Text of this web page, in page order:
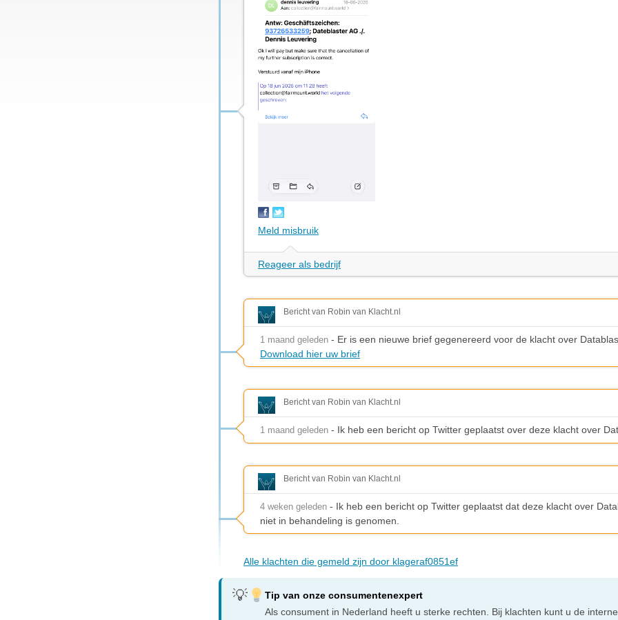
Meld misbruik
Reageer als bedrijf
Bericht van Robin van Klacht.nl
1 maand geleden - Er is een nieuwe brief gegenereerd voor de klacht over
Download hier uw brief
Bericht van Robin van Klacht.nl
1 maand geleden - Ik heb een bericht op Twitter geplaatst over deze klacht over
Bericht van Robin van Klacht.nl
4 weken geleden - Ik heb een bericht op Twitter geplaatst dat deze klacht over
niet in behandeling is genomen.
Alle klachten die gemeld zijn door klageraf0851ef
Tip van onze consumentenexpert
Als consument in Nederland heeft u sterke rechten. Bij klachten kunt u de interne